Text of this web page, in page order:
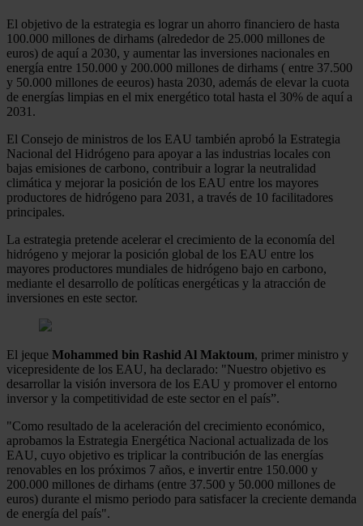
El objetivo de la estrategia es lograr un ahorro financiero de hasta
100.000 millones de dirhams (alrededor de 25.000 millones de
euros) de aquí a 2030, y aumentar las inversiones nacionales en
energía entre 150.000 y 200.000 millones de dirhams ( entre 37.500
y 50.000 millones de eeuros) hasta 2030, además de elevar la cuota
de energías limpias en el mix energético total hasta el 30% de aquí a
2031.
El Consejo de ministros de los EAU también aprobó la Estrategia
Nacional del Hidrógeno para apoyar a las industrias locales con
bajas emisiones de carbono, contribuir a lograr la neutralidad
climática y mejorar la posición de los EAU entre los mayores
productores de hidrógeno para 2031, a través de 10 facilitadores
principales.
La estrategia pretende acelerar el crecimiento de la economía del
hidrógeno y mejorar la posición global de los EAU entre los
mayores productores mundiales de hidrógeno bajo en carbono,
mediante el desarrollo de políticas energéticas y la atracción de
inversiones en este sector.
El jeque Mohammed bin Rashid Al Maktoum, primer ministro y
vicepresidente de los EAU, ha declarado: "Nuestro objetivo es
desarrollar la visión inversora de los EAU y promover el entorno
inversor y la competitividad de este sector en el país”.
"Como resultado de la aceleración del crecimiento económico,
aprobamos la Estrategia Energética Nacional actualizada de los
EAU, cuyo objetivo es triplicar la contribución de las energías
renovables en los próximos 7 años, e invertir entre 150.000 y
200.000 millones de dirhams (entre 37.500 y 50.000 millones de
euros) durante el mismo periodo para satisfacer la creciente demanda
de energía del país".